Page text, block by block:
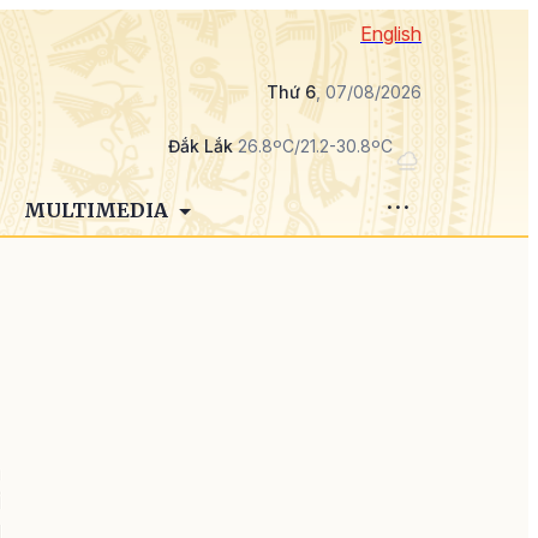
English
Thứ 6, 07/08/2026
Đắk Lắk26.8ºC/21.2-30.8ºC
MULTIMEDIA